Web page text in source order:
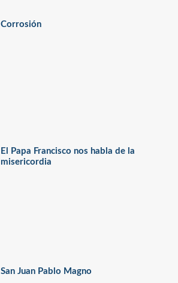
Corrosión
El Papa Francisco nos habla de la
misericordia
San Juan Pablo Magno